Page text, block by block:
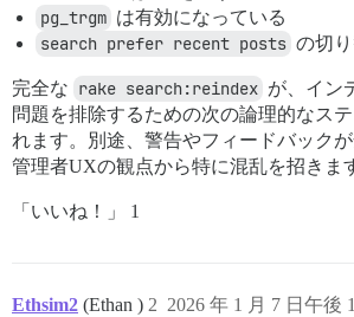
pg_trgm は有効になっている
search prefer recent posts の切
完全な rake search:reindex が、イン
問題を排除するための次の論理的なス
れます。別途、警告やフィードバックが
管理者UXの観点から特に混乱を招きま
「いいね！」 1
Ethsim2 (Ethan ) 2026 年 1 月 7 日午後
2